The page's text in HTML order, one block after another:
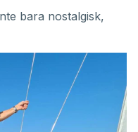
bara nostalgisk,